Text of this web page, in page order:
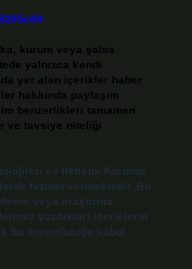
kurum veya şahıs
yalnızca kendi
yer alan içerikler haber
hakkında paylaşım
benzerlikleri tamamen
ve tavsiye niteliği
ve İletişim Kurumu
hizmet vermektedir. Bu
veya araştırma
yazdıkları içeriklerin
bu sorumluluğu kabul